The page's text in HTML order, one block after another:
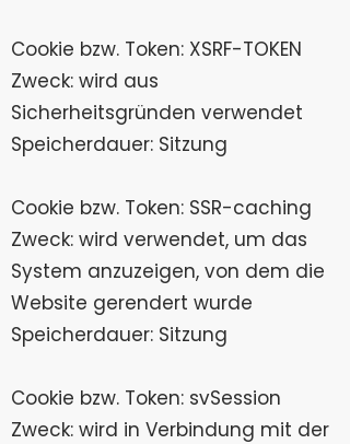
Cookie bzw. Token​​: XSRF-TOKEN
Zweck: wird aus
Sicherheitsgründen verwendet
Speicherdauer: Sitzung​
Cookie bzw. Token: SSR-caching
Zweck: wird verwendet, um das
System anzuzeigen, von dem die
Website gerendert wurde
Speicherdauer: Sitzung
Cookie bzw. Token: svSession
Zweck: wird in Verbindung mit der